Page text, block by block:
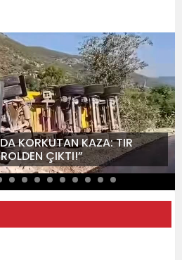
KORKUTAN KAZA: TIR
ÇIKTI!”